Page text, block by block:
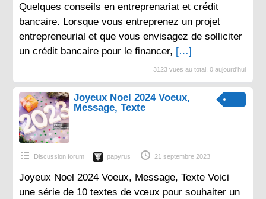
Quelques conseils en entreprenariat et crédit
bancaire. Lorsque vous entreprenez un projet
entrepreneurial et que vous envisagez de solliciter
un crédit bancaire pour le financer, […]
3123 vues au total, 0 aujourd'hui
Joyeux Noel 2024 Voeux,
Message, Texte
Discussion forum papyrus 21 septembre 2023
Joyeux Noel 2024 Voeux, Message, Texte Voici
une série de 10 textes de vœux pour souhaiter un